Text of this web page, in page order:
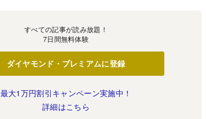
すべての記事が読み放題！
7日間無料体験
ダイヤモンド・プレミアムに登録
最大1万円割引キャンペーン実施中！
詳細はこちら